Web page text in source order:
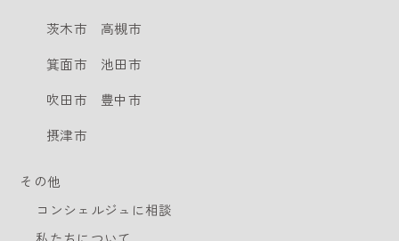
茨木市
高槻市
箕面市
池田市
吹田市
豊中市
摂津市
その他
コンシェルジュに相談